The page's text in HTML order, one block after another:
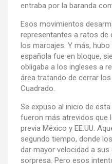
entraba por la baranda
Esos movimientos
representantes a ratos de
los marcajes. Y más,
española fue en bloque,
obligaba a los ingleses a
área tratando de cerrar
Cuadrado.
Se expuso al inicio de
fueron más atrevidos que
previa México y EE.UU.
segundo tiempo, donde
dar mayor velocidad a
sorpresa. Pero esos